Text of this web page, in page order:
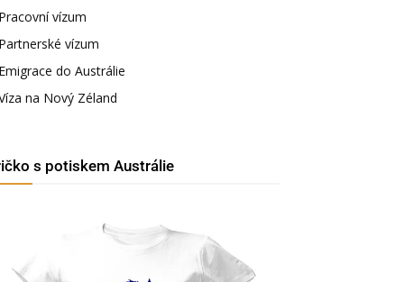
Pracovní vízum
Partnerské vízum
Emigrace do Austrálie
na Nový Zéland
s potiskem Austrálie